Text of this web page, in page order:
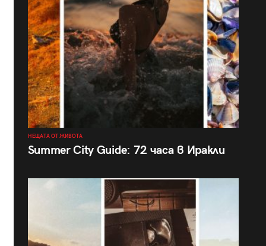
НЕЩАТА ОТ ЖИВОТА
Summer City Guide: 72 часа в Иракли